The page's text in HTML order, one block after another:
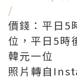
/
價錢：平日5
位，平日5時
韓元一位
照片轉自